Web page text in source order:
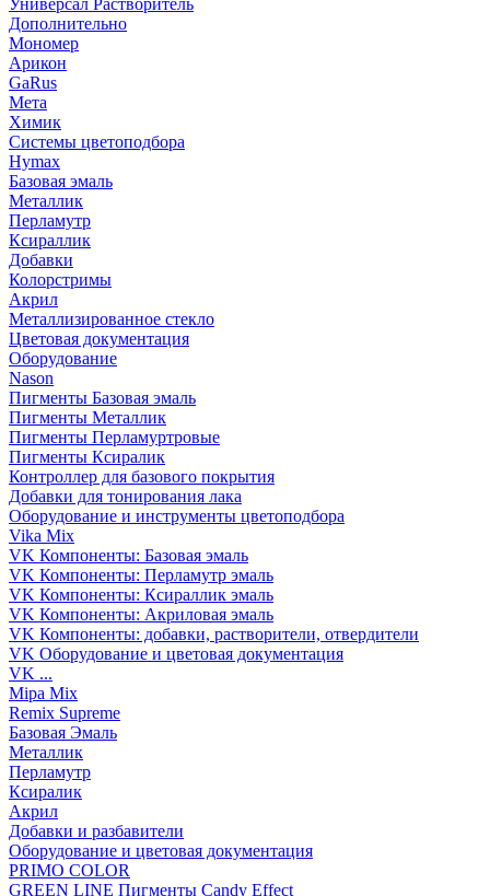
Универсал Растворитель
Дополнительно
Мономер
Арикон
GaRus
Мета
Химик
Системы цветоподбора
Hymax
Базовая эмаль
Металлик
Перламутр
Ксираллик
Добавки
Колорстримы
Акрил
Металлизированное стекло
Цветовая документация
Оборудование
Nason
Пигменты Базовая эмаль
Пигменты Металлик
Пигменты Перламуртровые
Пигменты Ксиралик
Контроллер для базового покрытия
Добавки для тонирования лака
Оборудование и инструменты цветоподбора
Vika Mix
VK Компоненты: Базовая эмаль
VK Компоненты: Перламутр эмаль
VK Компоненты: Ксираллик эмаль
VK Компоненты: Акриловая эмаль
VK Компоненты: добавки, растворители, отвердители
VK Оборудование и цветовая документация
VK ...
Mipa Mix
Remix Supreme
Базовая Эмаль
Металлик
Перламутр
Ксиралик
Акрил
Добавки и разбавители
Оборудование и цветовая документация
PRIMO COLOR
GREEN LINE Пигменты Candy Effect